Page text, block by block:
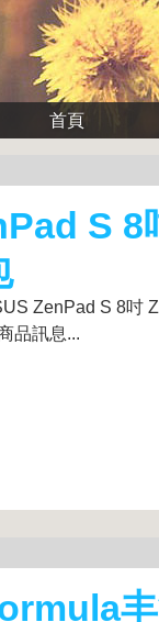
首頁
S 8
ZenPad S 8吋
品訊息...